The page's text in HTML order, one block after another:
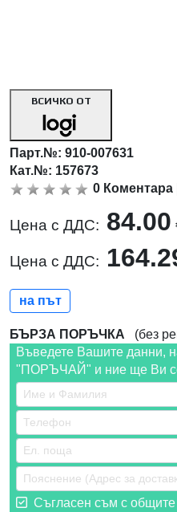
ВСИЧКО ОТ
Парт.№:910-007631
Кат.№: 157673
0 Коментара
Цена с ДДС: 84.00
Цена с ДДС:
на път
БЪРЗА ПОРЪЧКА (без
Въведете Вашите данни,
"ПОРЪЧАЙ" и ние ще Ви
Съгласен съм с